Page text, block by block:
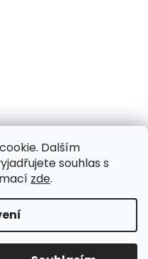
Dalším
souhlas s
zde.
e-shop. Všechna práva